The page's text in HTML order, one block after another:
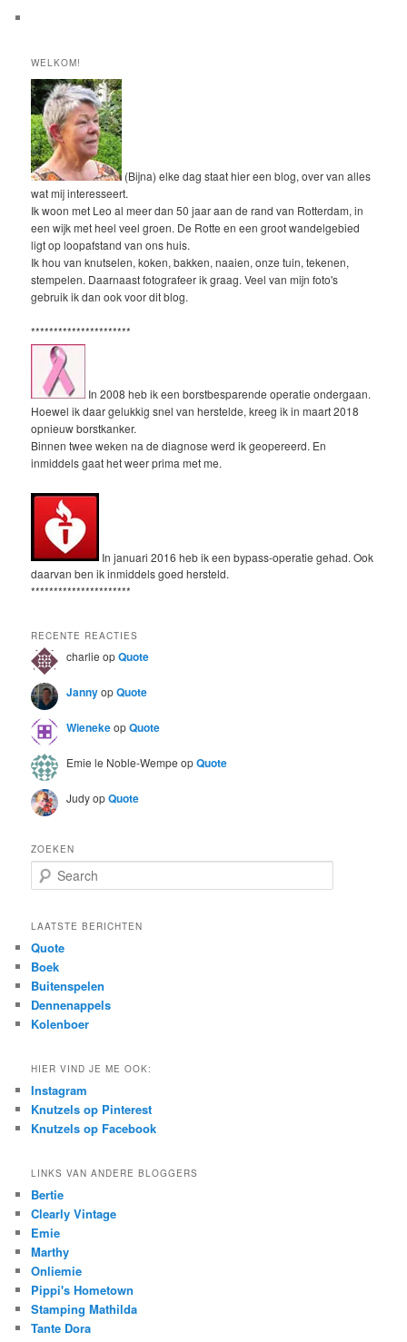
WELKOM!
(Bijna) elke dag staat hier een blog, over van alles
wat mij interesseert.
Ik woon met Leo al meer dan 50 jaar aan de rand van Rotterdam, in
een wijk met heel veel groen. De Rotte en een groot wandelgebied
ligt op loopafstand van ons huis.
Ik hou van knutselen, koken, bakken, naaien, onze tuin, tekenen,
stempelen. Daarnaast fotografeer ik graag. Veel van mijn foto's
gebruik ik dan ook voor dit blog.
**********************
In 2008 heb ik een borstbesparende operatie ondergaan.
Hoewel ik daar gelukkig snel van herstelde, kreeg ik in maart 2018
opnieuw borstkanker.
Binnen twee weken na de diagnose werd ik geopereerd. En
inmiddels gaat het weer prima met me.
In januari 2016 heb ik een bypass-operatie gehad. Ook
daarvan ben ik inmiddels goed hersteld.
**********************
RECENTE REACTIES
charlie opQuote
JannyopQuote
WienekeopQuote
Emie le Noble-Wempe opQuote
JudyopQuote
ZOEKEN
e
r
h
LAATSTE BERICHTEN
Quote
Boek
Buitenspelen
Dennenappels
Kolenboer
HIER VIND JE ME OOK:
Instagram
Knutzels op Pinterest
Knutzels op Facebook
LINKS VAN ANDERE BLOGGERS
Bertie
Clearly Vintage
Emie
Marthy
Onliemie
Pippi's Hometown
Stamping Mathilda
Tante Dora